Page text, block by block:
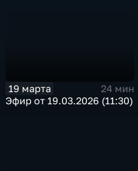
19 марта
24 мин
Эфир от 19.03.2026 (11:30)